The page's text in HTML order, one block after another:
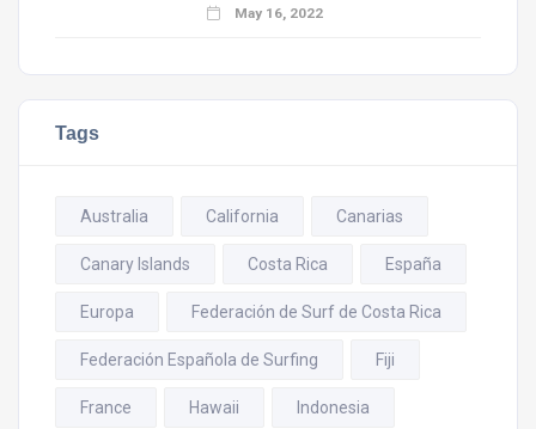
May 16, 2022
Tags
Australia California Canarias
Canary Islands Costa Rica España
Europa Federación de Surf de Costa Rica
Federación Española de Surfing Fiji
France Hawaii Indonesia